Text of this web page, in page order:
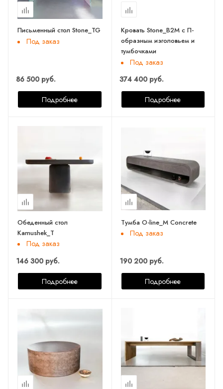
Письменный стол Stone_TG
Под заказ
86 500 руб.
Подробнее
Кровать Stone_B2M с П-
образным изголовьем и
тумбочками
Под заказ
374 400 руб.
Подробнее
Обеденный стол
Kamushek_T
Под заказ
146 300 руб.
Подробнее
Тумба O-line_M Concrete
Под заказ
190 200 руб.
Подробнее